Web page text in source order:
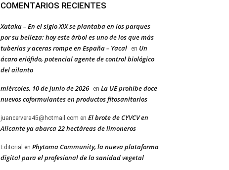
COMENTARIOS RECIENTES
Xataka – En el siglo XIX se plantaba en los parques
por su belleza: hoy este árbol es uno de los que más
tuberías y aceras rompe en España – Yacal
en Un
ácaro eriófido, potencial agente de control biológico
del ailanto
miércoles, 10 de junio de 2026 en La UE prohíbe doce
nuevos coformulantes en productos fitosanitarios
juancervera45@hotmail.com en El brote de CYVCV en
Alicante ya abarca 22 hectáreas de limoneros
Editorial en Phytoma Community, la nueva plataforma
digital para el profesional de la sanidad vegetal